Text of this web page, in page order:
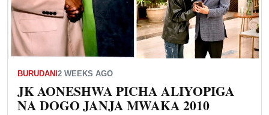
BURUDANI 2 WEEKS AGO
JK AONESHWA PICHA ALIYOPIGA
NA DOGO JANJA MWAKA 2010